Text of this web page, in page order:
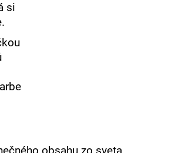
si
obsahu zo sveta